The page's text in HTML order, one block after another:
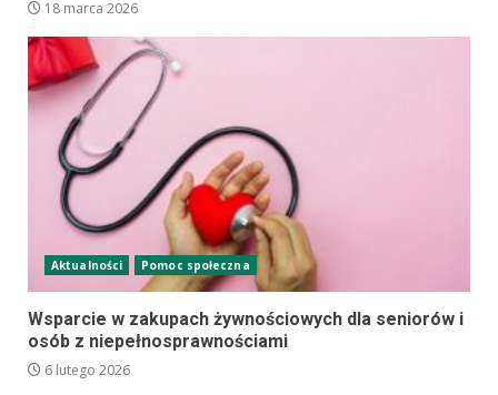
18 marca 2026
Aktualności Pomoc społeczna
Wsparcie w zakupach żywnościowych dla seniorów i
osób z niepełnosprawnościami
6 lutego 2026